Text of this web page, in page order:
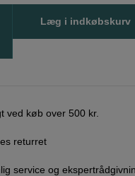
Læg i indkøbskurv
ved køb over 500 kr.
returret
service og